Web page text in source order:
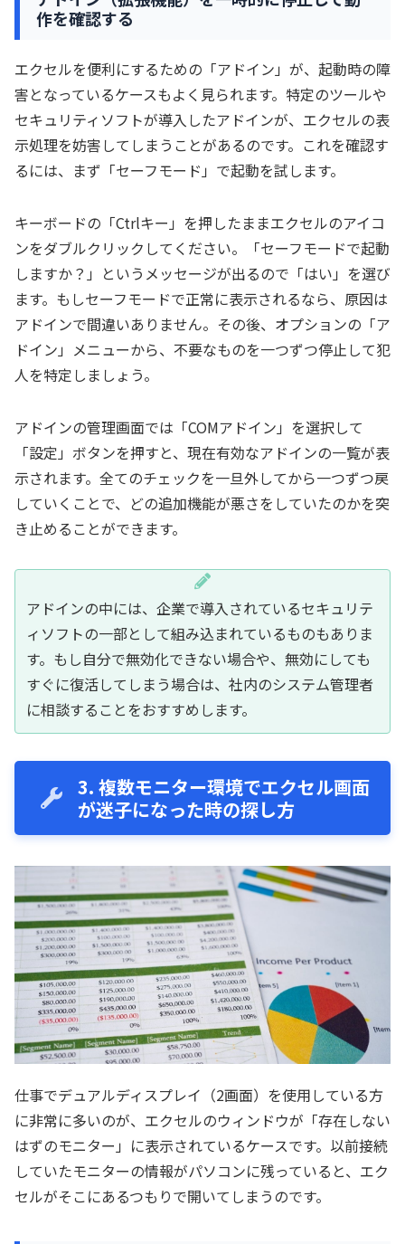
作を確認する
エクセルを便利にするための「アドイン」が、起動時の障
害となっているケースもよく見られます。特定のツールや
セキュリティソフトが導入したアドインが、エクセルの表
示処理を妨害してしまうことがあるのです。これを確認す
るには、まず「セーフモード」で起動を試します。
キーボードの「Ctrlキー」を押したままエクセルのアイコ
ンをダブルクリックしてください。「セーフモードで起動
しますか？」というメッセージが出るので「はい」を選び
ます。もしセーフモードで正常に表示されるなら、原因は
アドインで間違いありません。その後、オプションの「ア
ドイン」メニューから、不要なものを一つずつ停止して犯
人を特定しましょう。
アドインの管理画面では「COMアドイン」を選択して
「設定」ボタンを押すと、現在有効なアドインの一覧が表
示されます。全てのチェックを一旦外してから一つずつ戻
していくことで、どの追加機能が悪さをしていたのかを突
き止めることができます。
アドインの中には、企業で導入されているセキュリテ
ィソフトの一部として組み込まれているものもありま
す。もし自分で無効化できない場合や、無効にしても
すぐに復活してしまう場合は、社内のシステム管理者
に相談することをおすすめします。
3. 複数モニター環境でエクセル画面
が迷子になった時の探し方
仕事でデュアルディスプレイ（2画面）を使用している方
に非常に多いのが、エクセルのウィンドウが「存在しない
はずのモニター」に表示されているケースです。以前接続
していたモニターの情報がパソコンに残っていると、エク
セルがそこにあるつもりで開いてしまうのです。